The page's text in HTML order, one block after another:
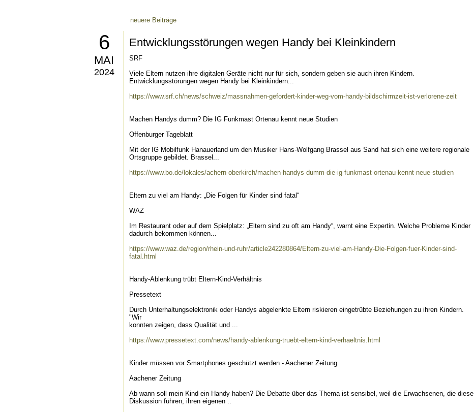
neuere Beiträge
6
MAI
2024
Entwicklungsstörungen wegen Handy bei Kleinkindern
SRF
Viele Eltern nutzen ihre digitalen Geräte nicht nur für sich, sondern geben sie auch ihren Kindern.
Entwicklungsstörungen wegen Handy bei Kleinkindern...
https://www.srf.ch/news/schweiz/massnahmen-gefordert-kinder-weg-vom-handy-bildschirmzeit-ist-verlorene-zeit
Machen Handys dumm? Die IG Funkmast Ortenau kennt neue Studien
Offenburger Tageblatt
Mit der IG Mobilfunk Hanauerland um den Musiker Hans-Wolfgang Brassel aus Sand hat sich eine weitere regionale
Ortsgruppe gebildet. Brassel...
https://www.bo.de/lokales/achern-oberkirch/machen-handys-dumm-die-ig-funkmast-ortenau-kennt-neue-studien
Eltern zu viel am Handy: „Die Folgen für Kinder sind fatal“
WAZ
Im Restaurant oder auf dem Spielplatz: „Eltern sind zu oft am Handy“, warnt eine Expertin. Welche Probleme Kinder
dadurch bekommen können...
https://www.waz.de/region/rhein-und-ruhr/article242280864/Eltern-zu-viel-am-Handy-Die-Folgen-fuer-Kinder-sind-
fatal.html
Handy-Ablenkung trübt Eltern-Kind-Verhältnis
Pressetext
Durch Unterhaltungselektronik oder Handys abgelenkte Eltern riskieren eingetrübte Beziehungen zu ihren Kindern.
"Wir
konnten zeigen, dass Qualität und ...
https://www.pressetext.com/news/handy-ablenkung-truebt-eltern-kind-verhaeltnis.html
Kinder müssen vor Smartphones geschützt werden - Aachener Zeitung
Aachener Zeitung
Ab wann soll mein Kind ein Handy haben? Die Debatte über das Thema ist sensibel, weil die Erwachsenen, die diese
Diskussion führen, ihren eigenen ..